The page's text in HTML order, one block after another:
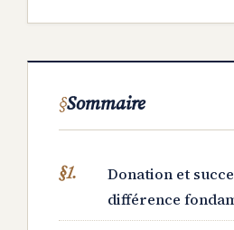
Sommaire
Donation et
différence